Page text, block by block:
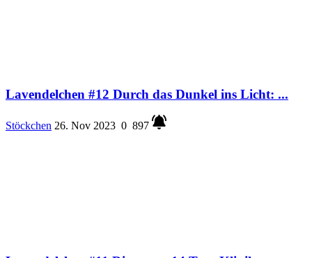
Lavendelchen #12 Durch das Dunkel ins Licht: ...
Stöckchen 26. Nov 2023 0 897